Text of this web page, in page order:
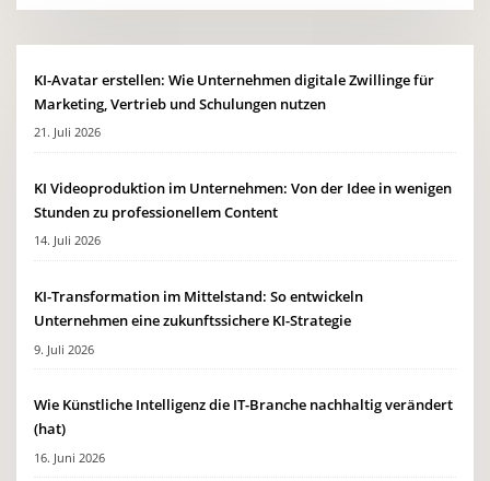
KI-Avatar erstellen: Wie Unternehmen digitale Zwillinge für
Marketing, Vertrieb und Schulungen nutzen
21. Juli 2026
KI Videoproduktion im Unternehmen: Von der Idee in wenigen
Stunden zu professionellem Content
14. Juli 2026
KI-Transformation im Mittelstand: So entwickeln
Unternehmen eine zukunftssichere KI-Strategie
9. Juli 2026
Wie Künstliche Intelligenz die IT-Branche nachhaltig verändert
(hat)
16. Juni 2026